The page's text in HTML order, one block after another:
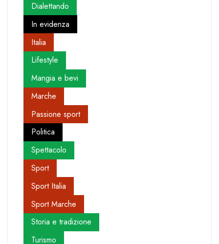
Dialettando
In evidenza
Italia
Lifestyle
Mangia e bevi
Marche
Passione sport
Politica
Spettacolo
Sport
Sport Italia
Sport Marche
Storia e tradizione
Turismo